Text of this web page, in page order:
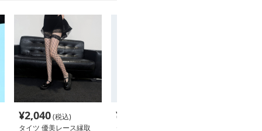
¥2,040(税込)
タイツ 優美レース縁取
¥
タイツ あったか極上フ